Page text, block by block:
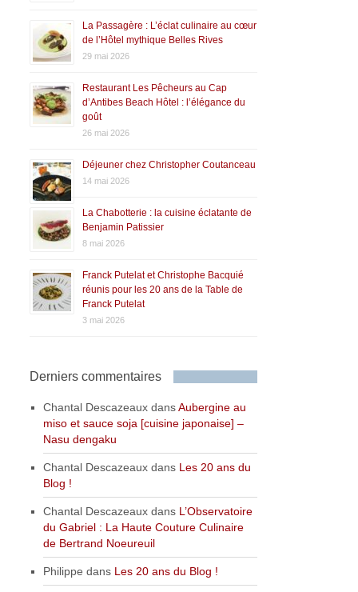
La Passagère : L’éclat culinaire au cœur
de l’Hôtel mythique Belles Rives
29 mai 2026
Restaurant Les Pêcheurs au Cap
d’Antibes Beach Hôtel : l’élégance du
goût
26 mai 2026
Déjeuner chez Christopher Coutanceau
14 mai 2026
La Chabotterie : la cuisine éclatante de
Benjamin Patissier
8 mai 2026
Franck Putelat et Christophe Bacquié
réunis pour les 20 ans de la Table de
Franck Putelat
3 mai 2026
Derniers commentaires
Chantal Descazeaux dansAubergine au
miso et sauce soja [cuisine japonaise] –
Nasu dengaku
Chantal Descazeaux dans Les 20 ans du
Blog !
Chantal Descazeaux dans L’Observatoire
du Gabriel : La Haute Couture Culinaire
de Bertrand Noeureuil
Philippe dans Les 20 ans du Blog !